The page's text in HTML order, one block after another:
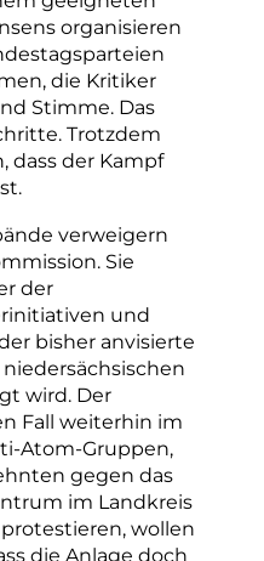
organisieren
die Kritiker
Stimme. Das
Trotzdem
dass der Kampf
verweigern
Sie
der
und
bisher anvisierte
wird. Der
Fall weiterhin im
Atom-Gruppen,
gegen das
im Landkreis
wollen
die Anlage doch